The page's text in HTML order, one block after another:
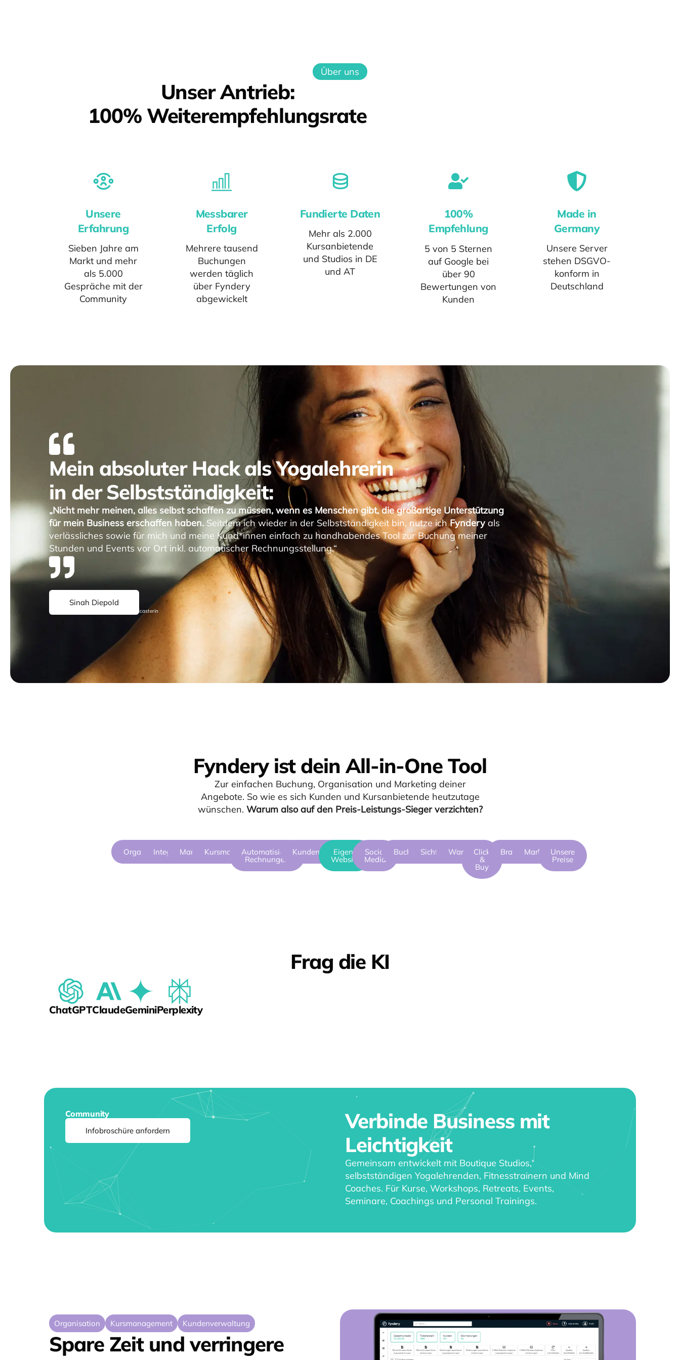
Über uns
Unser Antrieb:
100% Weiterempfehlungsrate
Unsere
Erfahrung
Sieben Jahre am
Markt und mehr
als 5.000
Gespräche mit der
Community
Messbarer
Erfolg
Mehrere tausend
Buchungen
werden täglich
über Fyndery
abgewickelt
Fundierte Daten
Mehr als 2.000
Kursanbietende
und Studios in DE
und AT
100%
Empfehlung
5 von 5 Sternen
auf Google bei
über 90
Bewertungen von
Kunden
Made in
Germany
Unsere Server
stehen DSGVO-
konform in
Deutschland
Mein absoluter Hack als Yogalehrerin
in der Selbstständigkeit:
„Nicht mehr meinen, alles selbst schaffen zu müssen, wenn es Menschen gibt, die großartige Unterstützung
für mein Business erschaffen haben. Seitdem ich wieder in der Selbstständigkeit bin, nutze ichFyndery als
verlässliches sowie für mich und meine Kund*innen einfach zu handhabendes Tool zur Buchung meiner
Stunden und Events vor Ort inkl. automatischer Rechnungsstellung.“
Sinah Diepold
Unternehmerin, Space Holder und Podcasterin
Fyndery ist dein All-in-One Tool
Zur einfachen Buchung, Organisation und Marketing deiner
Angebote. So wie es sich Kunden und Kursanbietende heutzutage
wünschen. Warum also auf den Preis-Leistungs-Sieger verzichten?
OrganisationIntegrationMarketingKursmanagement
Automatisierte
Rechnungen
Kundenverwaltung
Eigene
Website
Social
Media
BuchungenSichtbarkeitWarteliste
Click
&
Buy
BrandingMarktplatzUnsere
Preise
Frag die KI
ChatGPTClaudeGeminiPerplexity
Community
Infobroschüre anfordern
Verbinde Business mit
Leichtigkeit
Gemeinsam entwickelt mit Boutique Studios,
selbstständigen Yogalehrenden, Fitnesstrainern und Mind
Coaches. Für Kurse, Workshops, Retreats, Events,
Seminare, Coachings und Personal Trainings.
Organisation Kursmanagement Kundenverwaltung
Spare Zeit und verringere